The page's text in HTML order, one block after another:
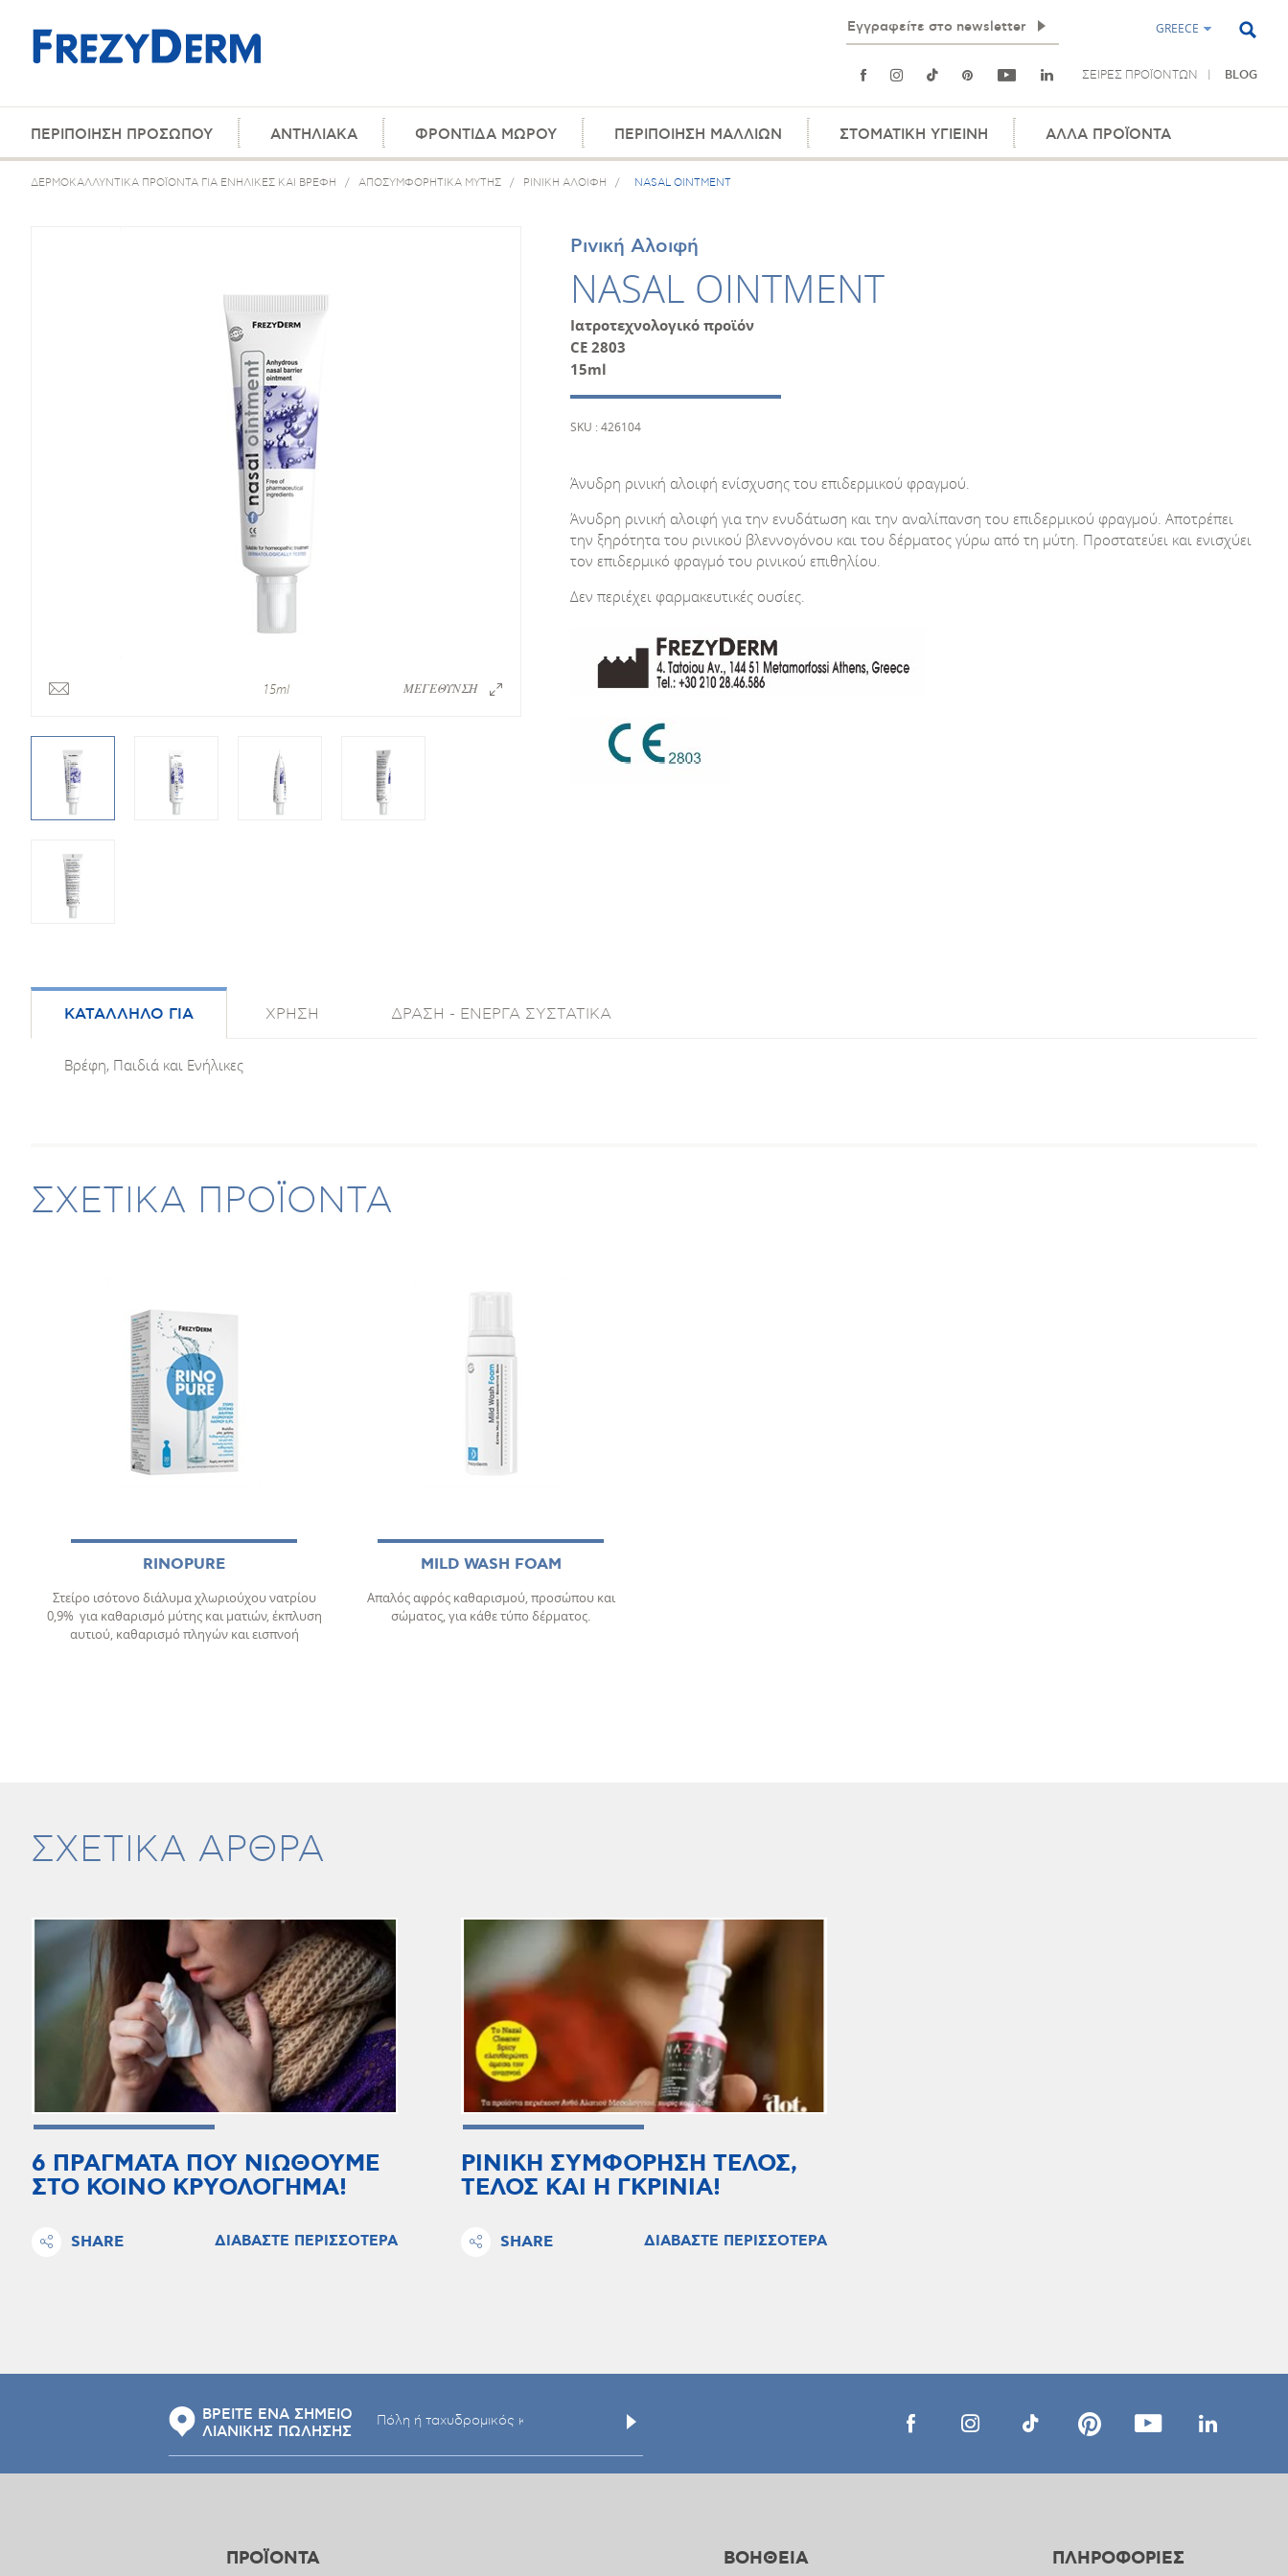
GREECE
ΣΕΙΡΕΣ ΠΡΟΪΟΝΤΩΝ BLOG
ΠΕΡΙΠΟΙΗΣΗ ΠΡΟΣΩΠΟΥ ΑΝΤΗΛΙΑΚΑ ΦΡΟΝΤΙΔΑ ΜΩΡΟΥ ΠΕΡΙΠΟΙΗΣΗ ΜΑΛΛΙΩΝ ΣΤΟΜΑΤΙΚΗ ΥΓΙΕΙΝΗ ΑΛΛΑ ΠΡΟΪΟΝΤΑ
ΔΕΡΜΟΚΑΛΛΥΝΤΙΚΑ ΠΡΟΪΟΝΤΑ ΓΙΑ ΕΝΗΛΙΚΕΣ ΚΑΙ ΒΡΕΦΗ / ΑΠΟΣΥΜΦΟΡΗΤΙΚΑ ΜΥΤΗΣ / ΡΙΝΙΚΗ ΑΛΟΙΦΗ / NASAL OINTMENT
ΜΕΓΕΘΥΝΣΗ
15ml
Ρινική Αλοιφή
NASAL OINTMENT
Ιατροτεχνολογικό προϊόν
CE 2803
15ml
SKU : 426104
Άνυδρη ρινική αλοιφή ενίσχυσης του επιδερμικού φραγμού.
Άνυδρη ρινική αλοιφή για την ενυδάτωση και την αναλίπανση του επιδερμικού φραγμού. Αποτρέπει
την ξηρότητα του ρινικού βλεννογόνου και του δέρματος γύρω από τη μύτη. Προστατεύει και ενισχύει
τον επιδερμικό φραγμό του ρινικού επιθηλίου.
Δεν περιέχει φαρμακευτικές ουσίες.
ΚΑΤΑΛΛΗΛΟ ΓΙΑ ΧΡΗΣΗ ΔΡΑΣΗ - ΕΝΕΡΓΑ ΣΥΣΤΑΤΙΚΑ
Βρέφη, Παιδιά και Ενήλικες
ΣΧΕΤΙΚΑ ΠΡΟΪΟΝΤΑ
RINOPURE
Στείρο ισότονο διάλυμα χλωριούχου νατρίου
0,9% για καθαρισμό μύτης και ματιών, έκπλυση
αυτιού, καθαρισμό πληγών και εισπνοή
MILD WASH FOAM
Απαλός αφρός καθαρισμού, προσώπου και
σώματος, για κάθε τύπο δέρματος.
ΣΧΕΤΙΚΑ ΑΡΘΡΑ
6 ΠΡΑΓΜΑΤΑ ΠΟΥ ΝΙΩΘΟΥΜΕ
ΣΤΟ ΚΟΙΝΟ ΚΡΥΟΛΟΓΗΜΑ!
SHARE ΔΙΑΒΑΣΤΕ ΠΕΡΙΣΣΟΤΕΡΑ
ΡΙΝΙΚΗ ΣΥΜΦΟΡΗΣΗ ΤΕΛΟΣ,
ΤΕΛΟΣ ΚΑΙ Η ΓΚΡΙΝΙΑ!
SHARE ΔΙΑΒΑΣΤΕ ΠΕΡΙΣΣΟΤΕΡΑ
ΒΡΕΙΤΕ ΕΝΑ ΣΗΜΕΙΟ
ΛΙΑΝΙΚΗΣ ΠΩΛΗΣΗΣ
ΠΡΟΪΟΝΤΑ ΒΟΗΘΕΙΑ ΠΛΗΡΟΦΟΡΙΕΣ